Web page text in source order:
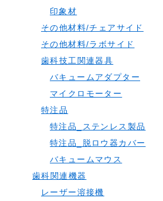
印象材
その他材料/チェアサイド
その他材料/ラボサイド
歯科技工関連器具
バキュームアダプター
マイクロモーター
特注品
特注品_ステンレス製品
特注品_脱ロウ器カバー
バキュームマウス
歯科関連機器
レーザー溶接機